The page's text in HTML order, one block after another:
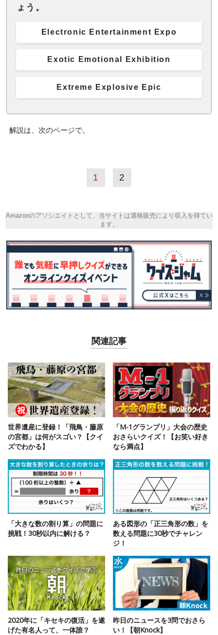
ょう。
Electronic Entertainment Expo
Exotic Emotional Exhibition
Extreme Explosive Epic
解説は、次のページで。
1 2
Amazonのアソシエイトとして、当サイトは適格販売により収入を得てい
ます。
関連記事
世界遺産に登録！「飛鳥・藤原
の宮都」は何がスゴい？【クイ
ズでわかる】
「M-1グランプリ」大会の歴史
おさらいクイズ！【お笑い好き
なら満点】
「大きな数の割り算」の問題に
挑戦！30秒以内に解ける？
ある図形の「正三角形の数」を
数える問題に30秒でチャレン
ジ！
2020年に「キセキの復活」を遂
げた有名人って、一体誰？
昨日のニュースを3問でおさら
い！【朝Knock】